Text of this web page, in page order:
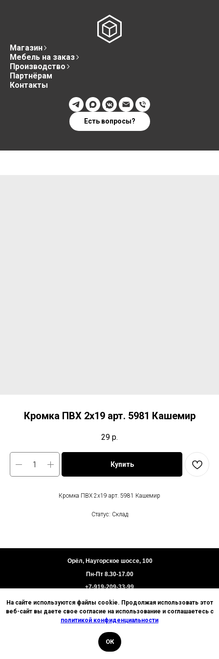
Магазин
Мебель на заказ
Производство
Партнёрам
Контакты
Есть вопросы?
Кромка ПВХ 2х19 арт. 5981 Кашемир
29 р.
Купить
Кромка ПВХ 2х19 арт. 5981 Кашемир
Статус: Склад
На сайте используются файлы cookie. Продолжая использовать этот
веб-сайт вы даете свое согласие на использование и соглашаетесь с
политикой конфиденциальности
ОК
Политика конфиденциальности
Пользовательское соглашение
ИП Цыганков И.В.
© 2026 Базис. Любое использование материалов
Орёл, Наугорское шоссе, 100
Пн-Пт 8.30-17.00
+7-919-209-33-99